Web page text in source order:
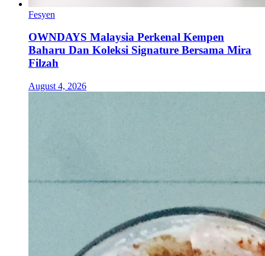
Fesyen
OWNDAYS Malaysia Perkenal Kempen
Baharu Dan Koleksi Signature Bersama Mira
Filzah
August 4, 2026